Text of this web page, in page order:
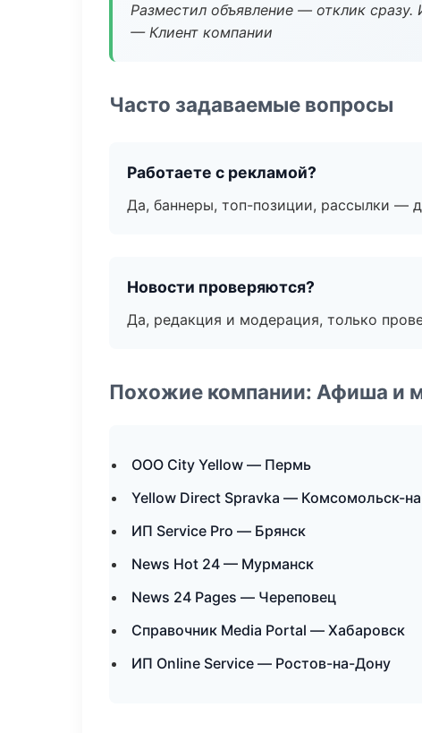
Разместил объявление — отклик сразу.
— Клиент компании
Часто задаваемые вопросы
Работаете с рекламой?
Да, баннеры, топ-позиции, рассылки —
Новости проверяются?
Да, редакция и модерация, только
Похожие компании: Афиша и
ООО City Yellow — Пермь
Yellow Direct Spravka — Комсомольск-
ИП Service Pro — Брянск
News Hot 24 — Мурманск
News 24 Pages — Череповец
Справочник Media Portal — Хабаровск
ИП Online Service — Ростов-на-Дону